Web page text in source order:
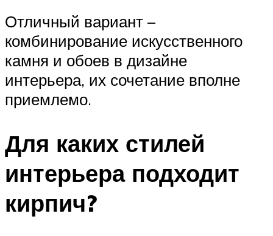
Отличный вариант –
комбинирование искусственного
камня и обоев в дизайне
интерьера, их сочетание вполне
приемлемо.
Для каких стилей
интерьера подходит
кирпич?